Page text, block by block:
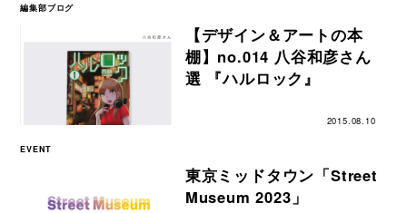
EVENT
東京ミッドタウン「Street
Museum 2023」
編集部ブログ
【デザイン＆アートの本
棚】no.014 八谷和彦さん
選 『ハルロック』
2015.08.10